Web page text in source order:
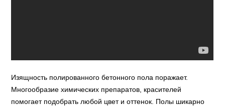
Изящность полированного бетонного пола поражает.
Многообразие химических препаратов, красителей
помогает подобрать любой цвет и оттенок. Полы шикарно